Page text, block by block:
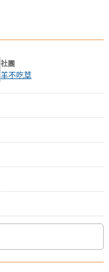
社團
羊不吃草